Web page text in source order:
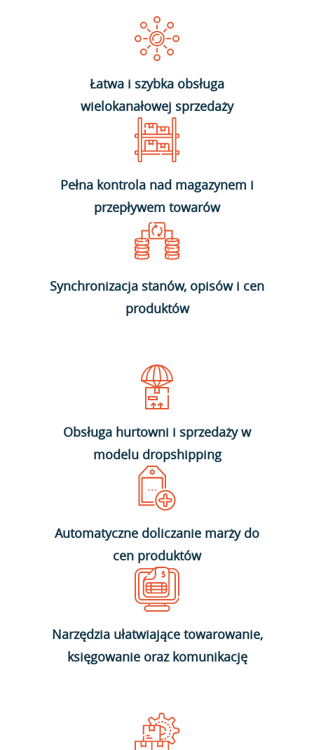
Łatwa i szybka obsługa
wielokanałowej sprzedaży
Pełna kontrola nad magazynem i
przepływem towarów
Synchronizacja stanów, opisów i cen
produktów
Obsługa hurtowni i sprzedaży w
modelu dropshipping
Automatyczne doliczanie marży do
cen produktów
Narzędzia ułatwiające towarowanie,
księgowanie oraz komunikację